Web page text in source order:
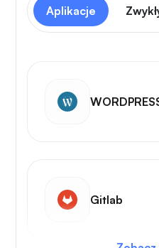
Aplikacje
Gitlab